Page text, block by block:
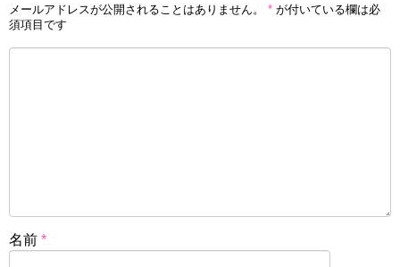
メールアドレスが公開されることはありません。 * が付いている欄は必
須項目です
名前 *